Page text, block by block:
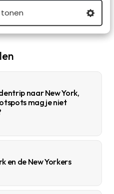
naar New York,
mag je niet
en de New Yorkers